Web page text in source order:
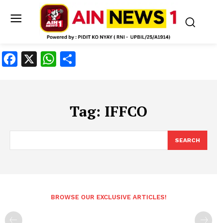
Facebook
X WhatsApp
Tag: IFFCO
SEARCH
BROWSE OUR EXCLUSIVE ARTICLES!